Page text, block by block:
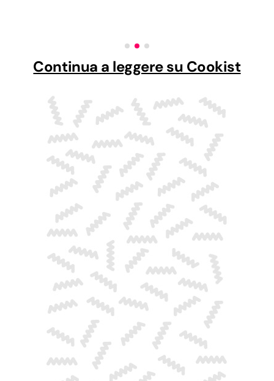
Continua a leggere su Cookist